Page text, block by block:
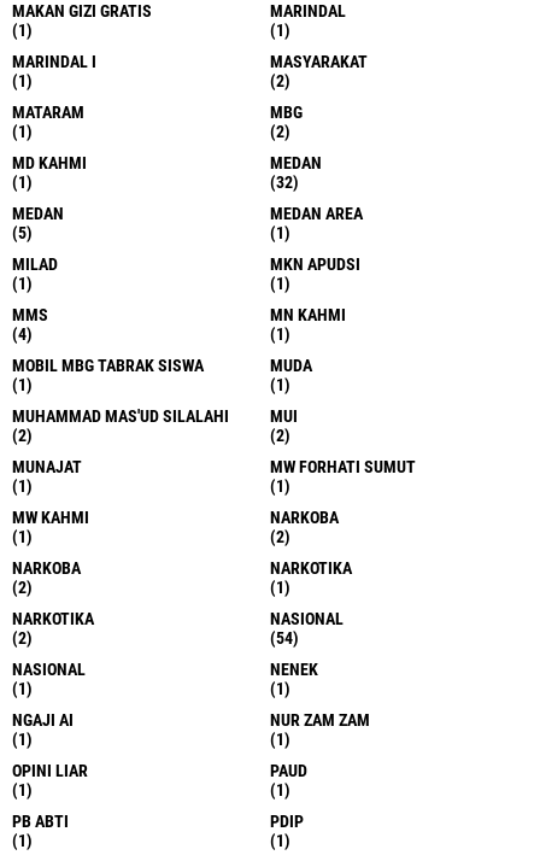
MAKAN GIZI GRATIS
(1)
MARINDAL
(1)
MARINDAL I
(1)
MASYARAKAT
(2)
MATARAM
(1)
MBG
(2)
MD KAHMI
(1)
MEDAN
(32)
MEDAN
(5)
MEDAN AREA
(1)
MILAD
(1)
MKN APUDSI
(1)
MMS
(4)
MN KAHMI
(1)
MOBIL MBG TABRAK SISWA
(1)
MUDA
(1)
MUHAMMAD MAS'UD SILALAHI
(2)
MUI
(2)
MUNAJAT
(1)
MW FORHATI SUMUT
(1)
MW KAHMI
(1)
NARKOBA
(2)
NARKOBA
(2)
NARKOTIKA
(1)
NARKOTIKA
(2)
NASIONAL
(54)
NASIONAL
(1)
NENEK
(1)
NGAJI AI
(1)
NUR ZAM ZAM
(1)
OPINI LIAR
(1)
PAUD
(1)
PB ABTI
(1)
PDIP
(1)